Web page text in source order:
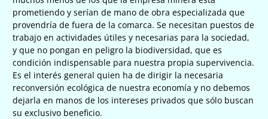
prometiendo y serían de mano de obra especializada que
provendría de fuera de la comarca. Se necesitan puestos de
trabajo en actividades útiles y necesarias para la sociedad,
y que no pongan en peligro la biodiversidad, que es
condición indispensable para nuestra propia supervivencia.
Es el interés general quien ha de dirigir la necesaria
reconversión ecológica de nuestra economía y no debemos
dejarla en manos de los intereses privados que sólo buscan
su exclusivo beneficio.